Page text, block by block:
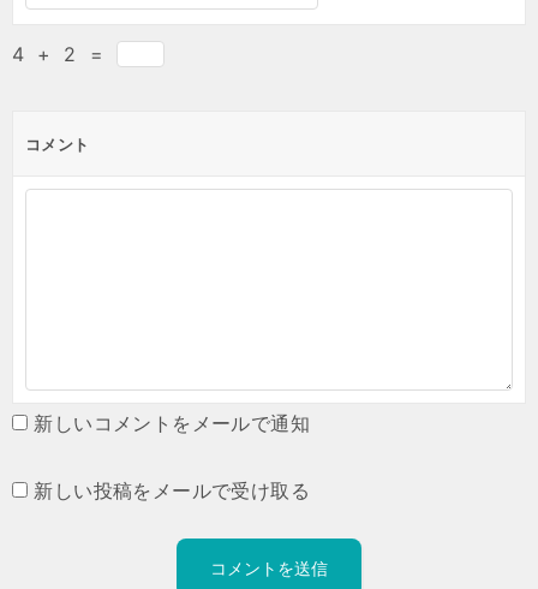
4 + 2 =
コメント
新しいコメントをメールで通知
新しい投稿をメールで受け取る